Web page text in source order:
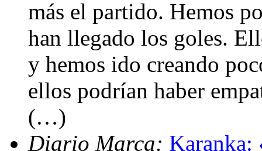
más el partido. Hemos
han llegado los goles.
y hemos ido creando
ellos podrían haber
(…)
Diario Marca: Karanka: